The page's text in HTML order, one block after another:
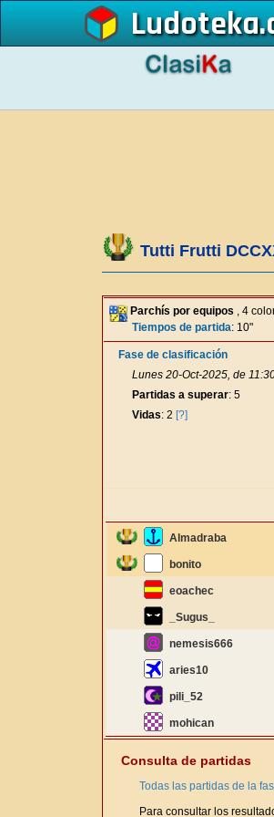
Ludoteka
Tutti Frutti
Parchís por equipos , 4
Tiempos de partida: 10"
Fase de clasificación
Lunes 20-Oct-2025, de
Partidas a superar: 5
Vidas: 2 [?]
Almadraba
bonito
eoachec
_Sugus_
nemesis666
aries10
pili_52
mohican
Consulta de partidas
Todas las partidas de la
Para consultar los